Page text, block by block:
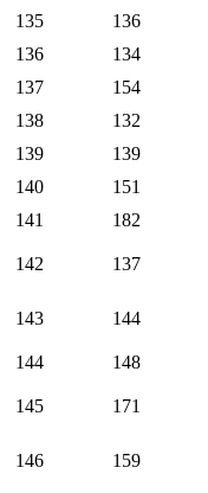
135
136
136
134
137
154
138
132
139
139
140
151
141
182
142 137
143 144
144 148
145 171
146 159